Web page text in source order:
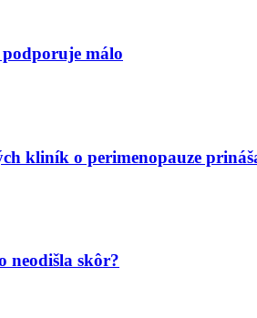
málo
kliník o perimenopauze
neodišla skôr?